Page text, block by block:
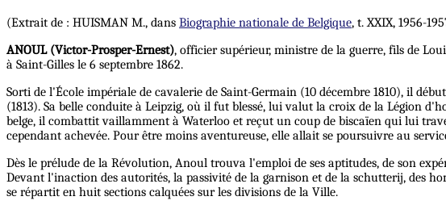
(Extrait de : HUISMAN M., dans Biographie nationale de Belgique, t. XXIX, 1956-
ANOUL (Victor-Prosper-Ernest), officier supérieur, ministre de la guerre, fils de
à Saint-Gilles le 6 septembre 1862.
Sorti de l'École impériale de cavalerie de Saint-Germain (10 décembre 1810), il
(1813). Sa belle conduite à Leipzig, où il fut blessé, lui valut la croix de la Légion
belge, il combattit vaillamment à Waterloo et reçut un coup de biscaïen qui lui
cependant achevée. Pour être moins aventureuse, elle allait se poursuivre au
Dès le prélude de la Révolution, Anoul trouva l'emploi de ses aptitudes, de son
Devant l'inaction des autorités, la passivité de la garnison et de la schutterij, des
se répartit en huit sections calquées sur les divisions de la Ville.